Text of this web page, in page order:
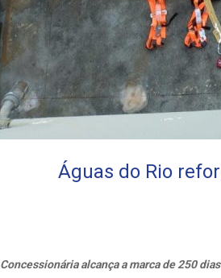
Águas do Rio
Concessionária alcança a marca de 250